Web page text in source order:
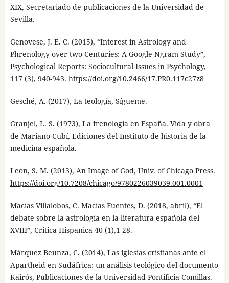
XIX, Secretariado de publicaciones de la Universidad de
Sevilla.
Genovese, J. E. C. (2015), “Interest in Astrology and
Phrenology over two Centuries: A Google Ngram Study”,
Psychological Reports: Sociocultural Issues in Psychology,
117 (3), 940-943. https://doi.org/10.2466/17.PR0.117c27z8
Gesché, A. (2017), La teología, Sígueme.
Granjel, L. S. (1973), La frenología en España. Vida y obra
de Mariano Cubí, Ediciones del Instituto de historia de la
medicina española.
Leon, S. M. (2013), An Image of God, Univ. of Chicago Press.
https://doi.org/10.7208/chicago/9780226039039.001.0001
Macías Villalobos, C. Macías Fuentes, D. (2018, abril), “El
debate sobre la astrología en la literatura española del
XVIII”, Critica Hispanica 40 (1),1-28.
Márquez Beunza, C. (2014), Las iglesias cristianas ante el
Apartheid en Sudáfrica: un análisis teológico del documento
Kairós, Publicaciones de la Universidad Pontificia Comillas.